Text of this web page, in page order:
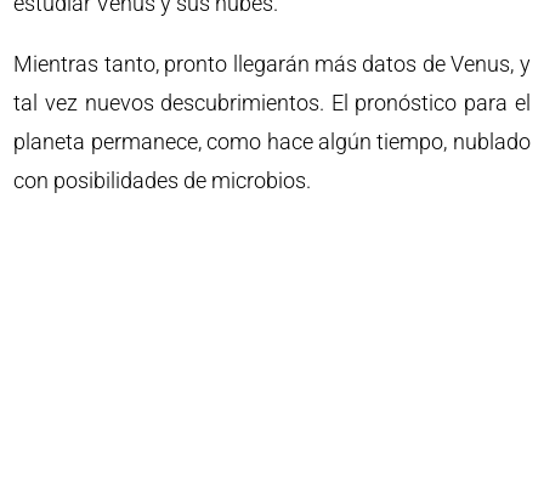
Mientras tanto, pronto llegarán más datos de Venus, y
tal vez nuevos descubrimientos. El pronóstico para el
planeta permanece, como hace algún tiempo, nublado
con posibilidades de microbios.